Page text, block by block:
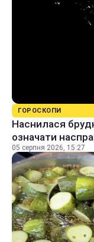
ГОРОСКОПИ
Наснилася
означати
05 серпня 2026, 15:27